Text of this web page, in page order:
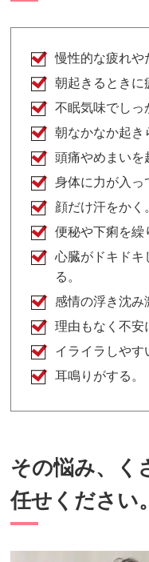
慢性的な疲れや
朝起きるときに
不眠気味でしっ
朝なかなか起き
頭痛やめまいを
身体に力が入っ
顔だけ汗をかく
便秘や下痢を繰
心臓がドキドキ
る。
感情の浮き沈み
理由もなく不安
イライラしやす
耳鳴りがする。
その悩み、く
任せください。